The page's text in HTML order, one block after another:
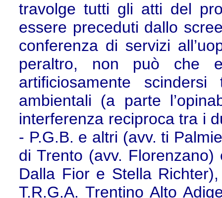
travolge tutti gli atti del
essere preceduti dallo
conferenza di servizi
peraltro, non può che
artificiosamente
ambientali (a parte
interferenza reciproca tra i
- P.G.B. e altri (avv. ti
di Trento (avv.
Dalla Fior e Stella
T.R.G.A. Trentino Alto